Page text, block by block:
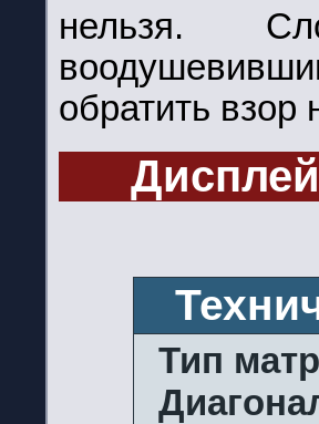
нельзя.
обратить
Тип